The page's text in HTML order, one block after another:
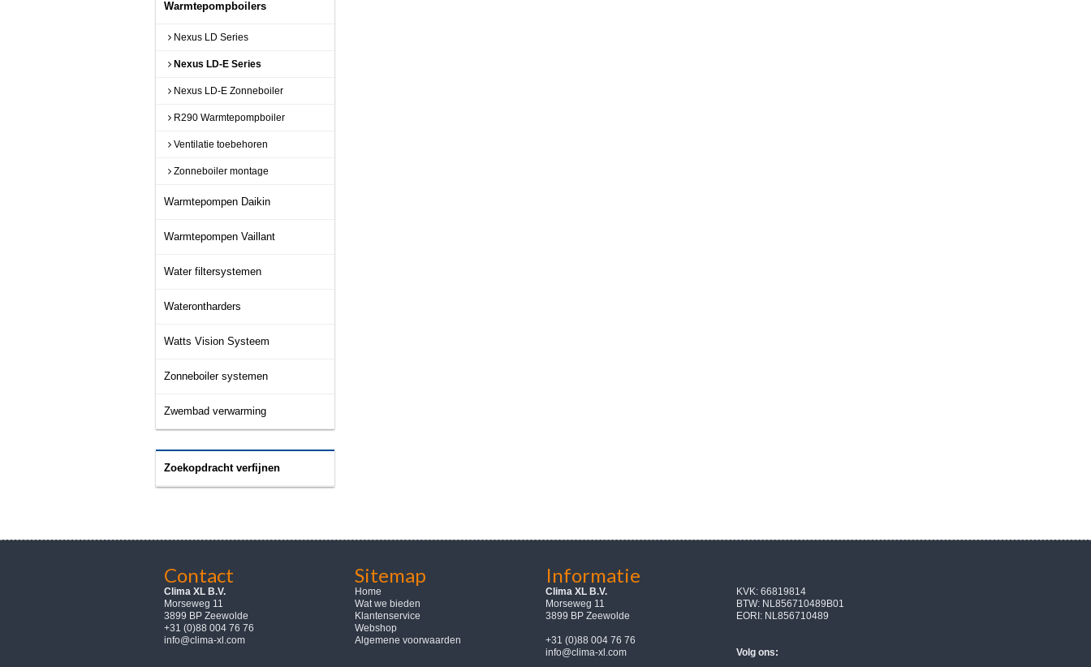
Warmtepompboilers
Nexus LD Series
Nexus LD-E Series
Nexus LD-E Zonneboiler
R290 Warmtepompboiler
Ventilatie toebehoren
Zonneboiler montage
Warmtepompen Daikin
Warmtepompen Vaillant
Water filtersystemen
Waterontharders
Watts Vision Systeem
Zonneboiler systemen
Zwembad verwarming
Zoekopdracht verfijnen
Contact
Clima XL B.V.
Morseweg 11
3899 BP Zeewolde
+31 (0)88 004 76 76
info@clima-xl.com
Sitemap
Home
Wat we bieden
Klantenservice
Webshop
Algemene voorwaarden
Informatie
Clima XL B.V.
Morseweg 11
3899 BP Zeewolde
+31 (0)88 004 76 76
info@clima-xl.com
KVK: 66819814
BTW: NL856710489B01
EORI: NL856710489
Volg ons: